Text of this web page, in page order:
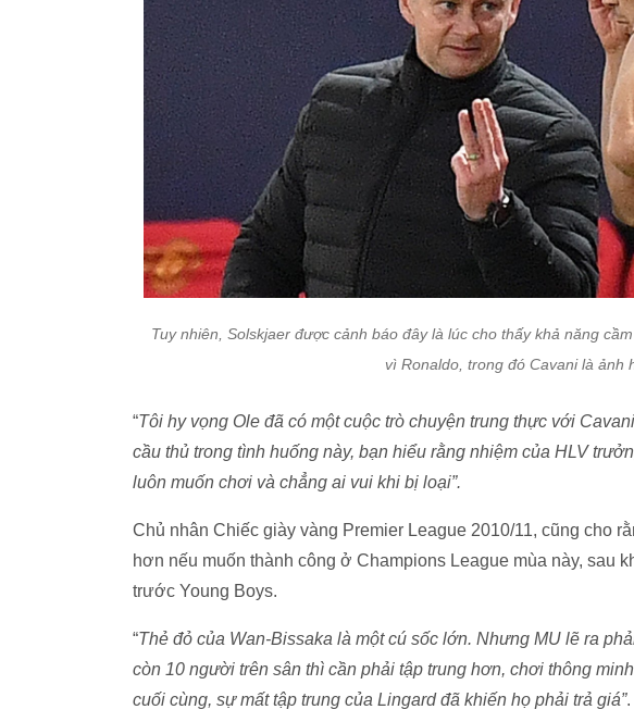
Tuy nhiên, Solskjaer được cảnh báo đây là lúc cho thấy khả năng
vì Ronaldo, trong đó Cavani là ảnh
“Tôi hy vọng Ole đã có một cuộc trò chuyện trung thực với
cầu thủ trong tình huống này, bạn hiểu rằng nhiệm của HLV
luôn muốn chơi và chẳng ai vui khi bị loại”.
Chủ nhân Chiếc giày vàng Premier League 2010/11, cũng cho
hơn nếu muốn thành công ở Champions League mùa này, sau
trước Young Boys.
“Thẻ đỏ của Wan-Bissaka là một cú sốc lớn. Nhưng MU lẽ ra
còn 10 người trên sân thì cần phải tập trung hơn, chơi thông
cuối cùng, sự mất tập trung của Lingard đã khiến họ phải trả giá”.